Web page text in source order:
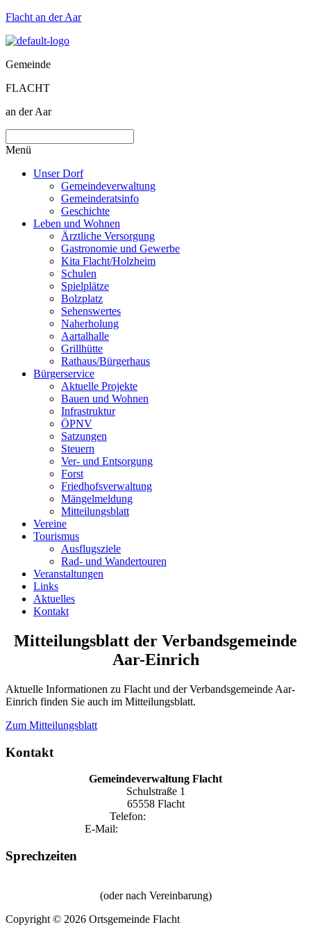
Flacht an der Aar
Gemeinde
FLACHT
an der Aar
Menü
Unser Dorf
Gemeindeverwaltung
Gemeinderatsinfo
Geschichte
Leben und Wohnen
Ärztliche Versorgung
Gastronomie und Gewerbe
Kita Flacht/Holzheim
Schulen
Spielplätze
Bolzplatz
Sehenswertes
Naherholung
Aartalhalle
Grillhütte
Rathaus/Bürgerhaus
Bürgerservice
Aktuelle Projekte
Bauen und Wohnen
Infrastruktur
ÖPNV
Satzungen
Steuern
Ver- und Entsorgung
Forst
Friedhofsverwaltung
Mängelmeldung
Mitteilungsblatt
Vereine
Tourismus
Ausflugsziele
Rad- und Wandertouren
Veranstaltungen
Links
Aktuelles
Kontakt
Mitteilungsblatt der Verbandsgemeinde
Aar-Einrich
Aktuelle Informationen zu Flacht und der Verbandsgemeinde Aar-
Einrich finden Sie auch im Mitteilungsblatt.
Zum Mitteilungsblatt
Kontakt
Gemeindeverwaltung Flacht
Schulstraße 1
65558 Flacht
Telefon:
E-Mail:
Sprechzeiten
(oder nach Vereinbarung)
Copyright © 2026 Ortsgemeinde Flacht